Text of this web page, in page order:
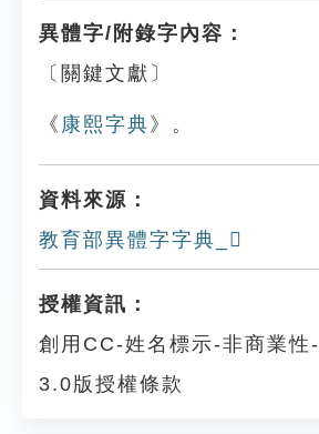
異體字/附錄字內容：
〔關鍵文獻〕
《 康熙字典 》。
資料來源：
教育部異體字字典_𢸤
授權資訊：
創用CC-姓名標示-非商業性
3.0版授權條款